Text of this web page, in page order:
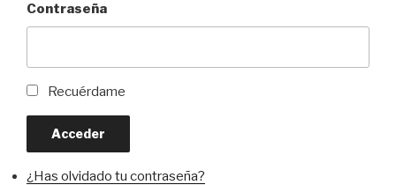
Contraseña
Recuérdame
Acceder
¿Has olvidado tu contraseña?